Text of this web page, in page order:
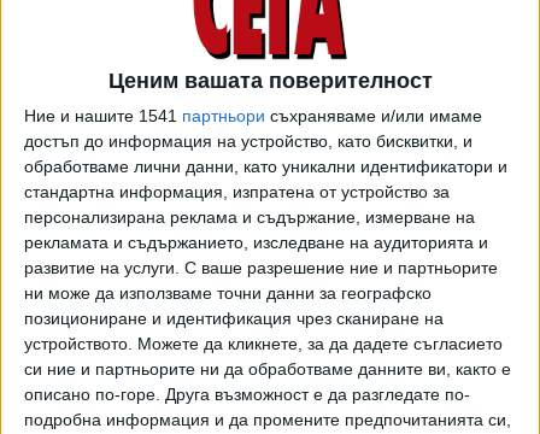
Ценим вашата поверителност
Ние и нашите 1541 партньори съхраняваме и/или имаме
достъп до информация на устройство, като бисквитки, и
обработваме лични данни, като уникални идентификатори и
стандартна информация, изпратена от устройство за
персонализирана реклама и съдържание, измерване на
рекламата и съдържанието, изследване на аудиторията и
развитие на услуги. С ваше разрешение ние и партньорите
ни може да използваме точни данни за географско
позициониране и идентификация чрез сканиране на
устройството. Можете да кликнете, за да дадете съгласието
си ние и партньорите ни да обработваме данните ви, както е
описано по-горе. Друга възможност е да разгледате по-
подробна информация и да промените предпочитанията си,
постъпления от ДДС от внос , обяснява МФ. Един от
факторите за това е понижаване на цената на суровия
петрол, внесен за преработка. Върху размера на ДДС от
внос влияят и курсът на щатския долар, както и спадът
на количествата на внесените стоки, в това число и на
суров петрол.
Бюджетните разходи към май са в размер на
26 млрд. лева. За сравнение, към май 2022 г. те са
били 22,2 млрд. лева. Най-значително нарастване има при
разходите за пенсии, както и за субсидии, издръжка
и персонал.
ПОРЕДНОТО УДЪЛЖАВАНЕ НА СТАРИЯ БЮДЖЕТ - НА
ПЪРВО ЧЕТЕНЕ